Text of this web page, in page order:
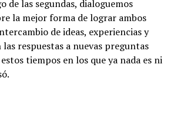
de las segundas, dialoguemos
la mejor forma de lograr ambos
de ideas, experiencias y
respuestas a nuevas preguntas
tiempos en los que ya nada es ni